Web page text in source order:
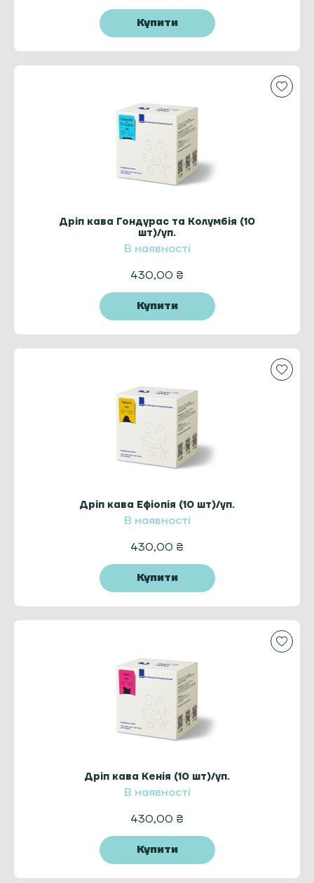
Купити
Дріп кава Гондурас та Колумбія (10
шт)/уп.
В наявності
430,00 ₴
Купити
Дріп кава Ефіопія (10 шт)/уп.
В наявності
430,00 ₴
Купити
Дріп кава Кенія (10 шт)/уп.
В наявності
430,00 ₴
Купити